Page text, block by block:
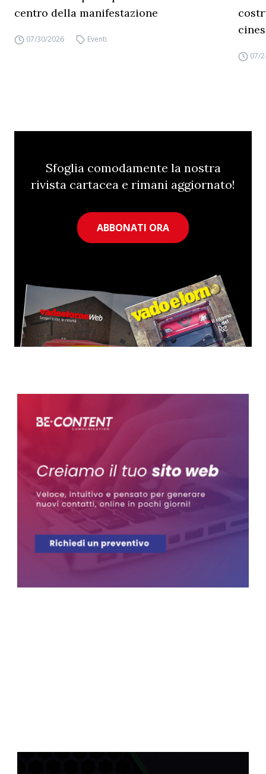
centro della manifestazione
07/30/2026 Eventi
07/
Sfoglia comodamente la nostra
rivista cartacea e rimani aggiornato!
ABBONATI ORA